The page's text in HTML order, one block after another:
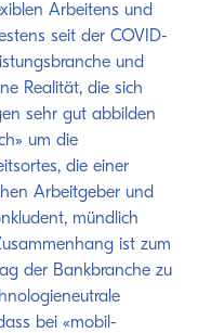
Arbeitens und
seit der COVID-
und
Realität, die sich
sehr gut abbilden
um die
die einer
Arbeitgeber und
mündlich
ist zum
der Bankbranche zu
bei «mobil-